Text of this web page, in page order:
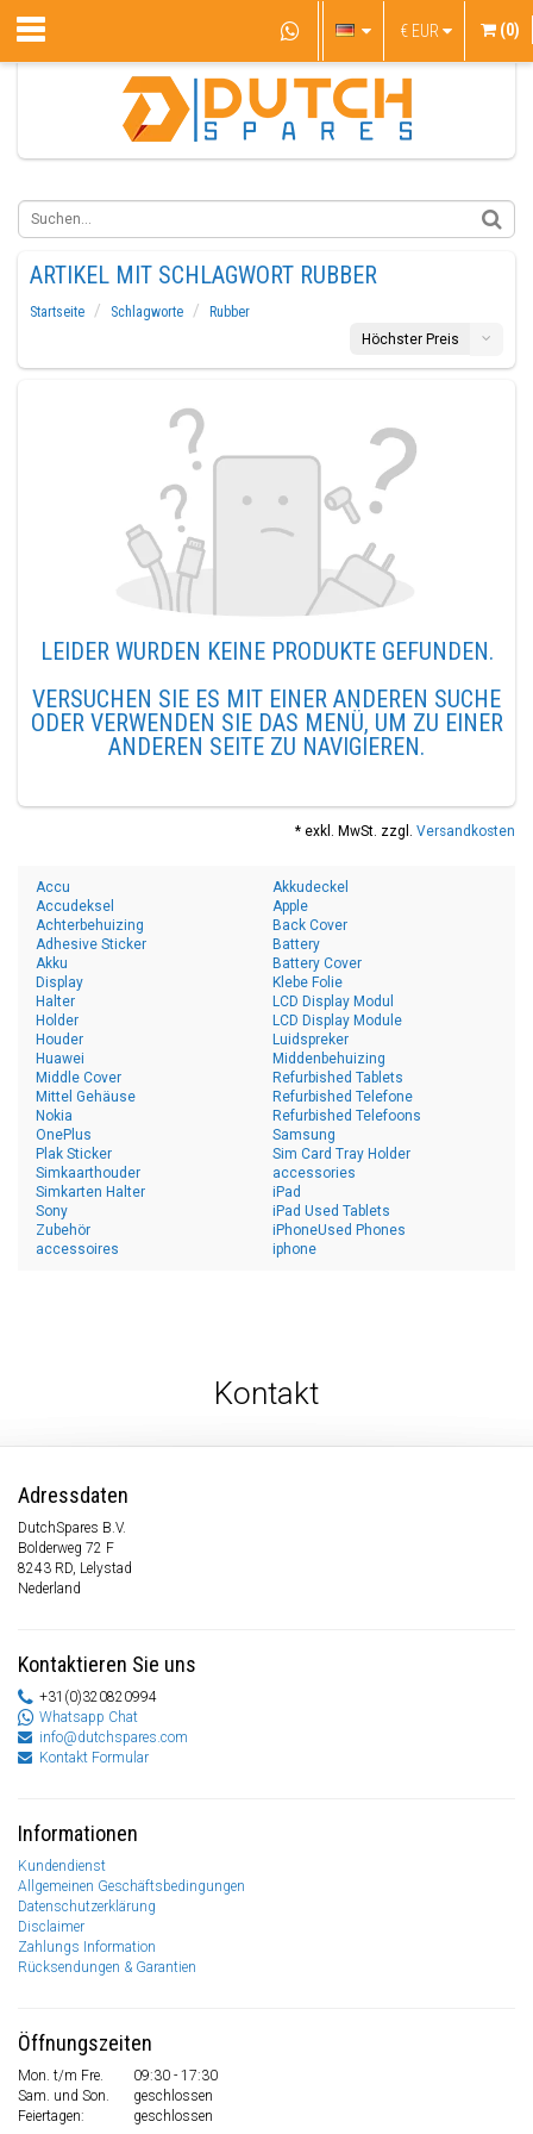
€ EUR (0)
ARTIKEL MIT SCHLAGWORT RUBBER
Startseite Schlagworte
Rubber
Höchster Preis
LEIDER WURDEN KEINE PRODUKTE GEFUNDEN.
VERSUCHEN SIE ES MIT EINER ANDEREN SUCHE
ODER VERWENDEN SIE DAS MENÜ, UM ZU EINER
ANDEREN SEITE ZU NAVIGIEREN.
* exkl. MwSt. zzgl. Versandkosten
Accu
Accudeksel
Achterbehuizing
Adhesive Sticker
Akku
Akkudeckel
Apple
Back Cover
Battery
Battery Cover
Display
Halter
Holder
Houder
Huawei
Klebe Folie
LCD Display Modul
LCD Display Module
Luidspreker
Middenbehuizing
Middle Cover
Mittel Gehäuse
Nokia
OnePlus
Plak Sticker
Refurbished Tablets
Refurbished Telefone
Refurbished Telefoons
Samsung
Sim Card Tray Holder
Simkaarthouder
Simkarten Halter
Sony
Zubehör
accessoires
accessories
iPad
iPad Used Tablets
iPhoneUsed Phones
iphone
Kontakt
Adressdaten
DutchSpares B.V.
Bolderweg 72 F
8243 RD, Lelystad
Nederland
Kontaktieren Sie uns
+31(0)320820994
Whatsapp Chat
info@dutchspares.com
Kontakt Formular
Informationen
Kundendienst
Allgemeinen Geschäftsbedingungen
Datenschutzerklärung
Disclaimer
Zahlungs Information
Rücksendungen & Garantien
Öffnungszeiten
Mon. t/m Fre.
09:30 - 17:30
Sam. und Son.
geschlossen
Feiertagen:
geschlossen